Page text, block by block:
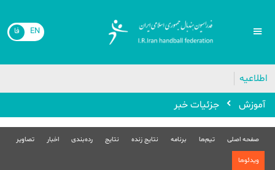
EN فا
اطلاعیه
آموزش
جزئیات خبر
صفحه اصلی تیم‌ها برنامه نتایج زنده نتایج رده‌بندی اخبار تصاویر
ویدئوها